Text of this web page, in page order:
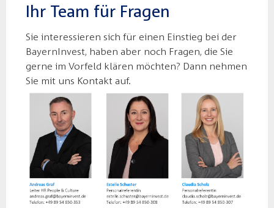
Ihr Team für Fragen
Sie interessieren sich für einen Einstieg bei der
BayernInvest, haben aber noch Fragen, die Sie
gerne im Vorfeld klären möchten? Dann nehmen
Sie mit uns Kontakt auf.